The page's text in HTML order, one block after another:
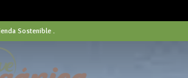
Sostenible .